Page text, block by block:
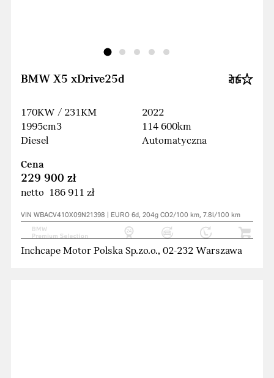
BMW X5 xDrive25d
170KW / 231KM
1995cm3
Diesel
2022
114 600km
Automatyczna
Cena
229 900 zł
netto 186 911 zł
VIN WBACV410X09N21398 | EURO 6d, 204g CO2/100 km, 7.8l/100 km
Inchcape Motor Polska Sp.zo.o., 02-232 Warszawa